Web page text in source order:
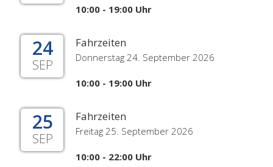
10:00 - 19:00 Uhr
24
SEP
Fahrzeiten
Donnerstag 24. September 2026
10:00 - 19:00 Uhr
25
SEP
Fahrzeiten
Freitag 25. September 2026
10:00 - 22:00 Uhr